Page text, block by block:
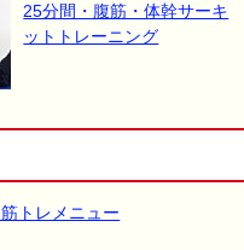
25分間・腹筋・体幹サーキ
ットトレーニング
トレメニュー